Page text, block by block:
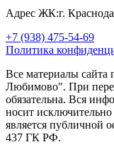
Адрес ЖК:г.
+7 (938) 475-54-69
Политика
Все материалы
Любимово". При
обязательна. Вся
носит
является публичной
437 ГК РФ.